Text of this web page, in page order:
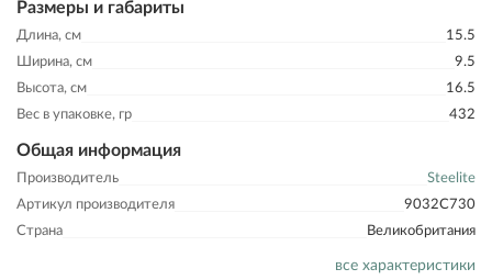
Размеры и габариты
Длина, см
15.5
Ширина, см
9.5
Высота, см
16.5
Вес в упаковке, гр
432
Общая информация
Производитель
Steelite
Артикул производителя
9032C730
Страна
Великобритания
все характеристики